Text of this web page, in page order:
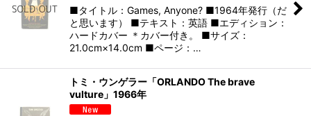
■タイトル：Games, Anyone? ■1964年発行（だ
と思います） ■テキスト：英語 ■エディション：
ハードカバー ＊カバー付き。 ■サイズ：
21.0cm×14.0cm ■ページ：…
トミ・ウンゲラー「ORLANDO The brave
vulture」1966年